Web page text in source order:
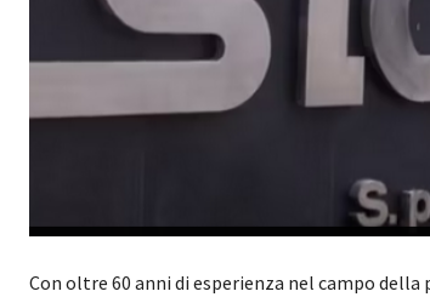
Con oltre 60 anni di esperienza nel campo